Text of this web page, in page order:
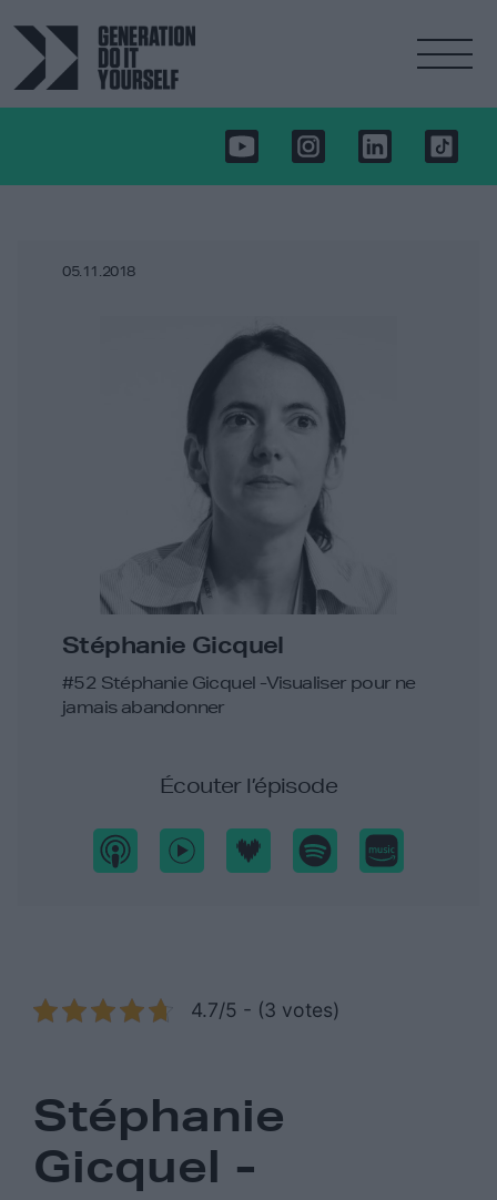
05.11.2018
Stéphanie Gicquel
#52 Stéphanie Gicquel -Visualiser pour ne
jamais abandonner
Écouter l’épisode
4.7/5 - (3 votes)
Stéphanie
Gicquel -